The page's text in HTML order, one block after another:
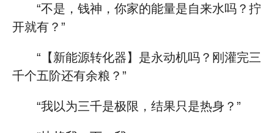
“不是，钱神，你家的能量是自来水吗？拧
开就有？”
“【新能源转化器】是永动机吗？刚灌完三
千个五阶还有余粮？”
“我以为三千是极限，结果只是热身？”